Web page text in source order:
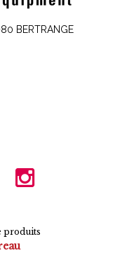
BERTRANGE
produits